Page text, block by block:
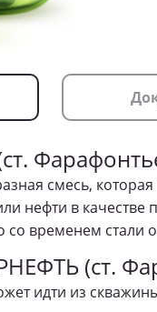
смесь,
нефти в качестве
временем стали
(ст.
идти из